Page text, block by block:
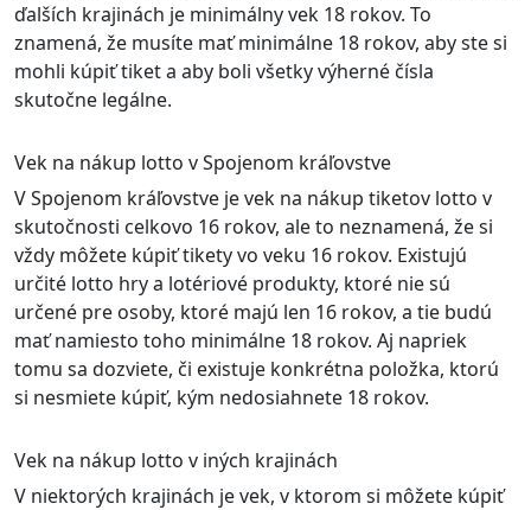
ďalších krajinách je minimálny vek 18 rokov. To
znamená, že musíte mať minimálne 18 rokov, aby ste si
mohli kúpiť tiket a aby boli všetky výherné čísla
skutočne legálne.
Vek na nákup lotto v Spojenom kráľovstve
V Spojenom kráľovstve je vek na nákup tiketov lotto v
skutočnosti celkovo 16 rokov, ale to neznamená, že si
vždy môžete kúpiť tikety vo veku 16 rokov. Existujú
určité lotto hry a lotériové produkty, ktoré nie sú
určené pre osoby, ktoré majú len 16 rokov, a tie budú
mať namiesto toho minimálne 18 rokov. Aj napriek
tomu sa dozviete, či existuje konkrétna položka, ktorú
si nesmiete kúpiť, kým nedosiahnete 18 rokov.
Vek na nákup lotto v iných krajinách
V niektorých krajinách je vek, v ktorom si môžete kúpiť